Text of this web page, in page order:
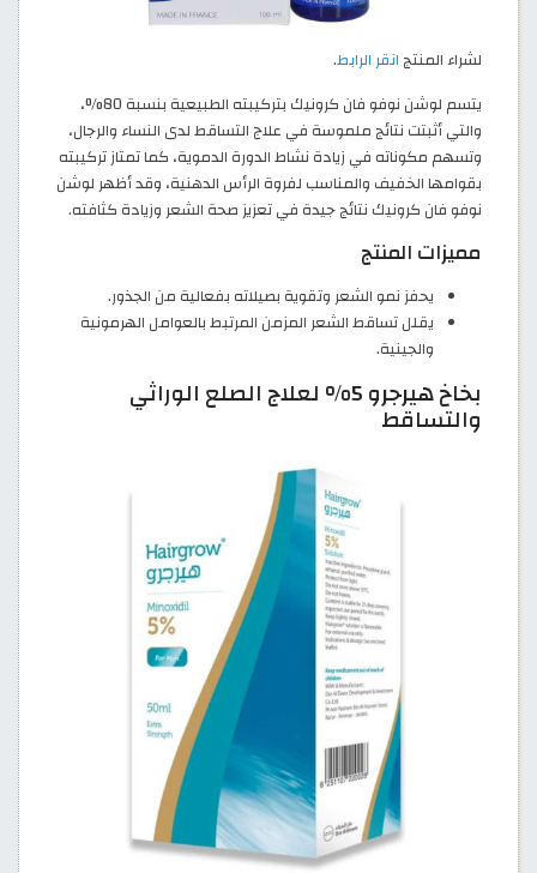
لشراء المنتج انقر الرابط.
يتسم لوشن نوفو فان كرونيك بتركيبته الطبيعية بنسبة 80%،
والتي أثبتت نتائج ملموسة في علاج التساقط لدى النساء والرجال،
وتسهم مكوناته في زيادة نشاط الدورة الدموية، كما تمتاز تركيبته
بقوامها الخفيف والمناسب لفروة الرأس الدهنية، وقد أظهر لوشن
نوفو فان كرونيك نتائج جيدة في تعزيز صحة الشعر وزيادة كثافته.
مميزات المنتج
يحفز نمو الشعر وتقوية بصيلاته بفعالية من الجذور.
يقلل تساقط الشعر المزمن المرتبط بالعوامل الهرمونية
والجينية.
بخاخ هيرجرو 5% لعلاج الصلع الوراثي
والتساقط